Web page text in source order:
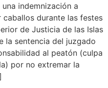
indemnización a
durante las festes
de Justicia de las Islas
la sentencia del juzgado
al peatón (culpa
por no extremar la